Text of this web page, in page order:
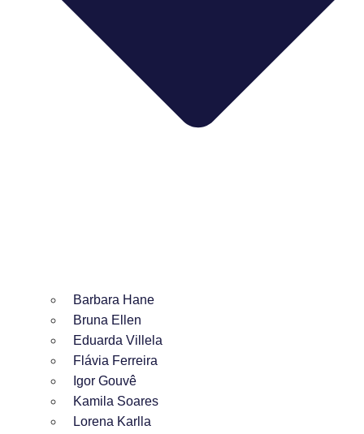
Barbara Hane
Bruna Ellen
Eduarda Villela
Flávia Ferreira
Igor Gouvê
Kamila Soares
Lorena Karlla